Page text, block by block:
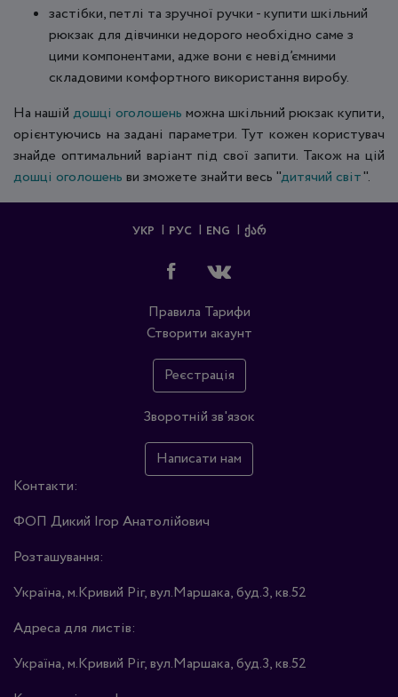
застібки, петлі та зручної ручки - купити шкільний
рюкзак для дівчинки недорого необхідно саме з
цими компонентами, адже вони є невід’ємними
складовими комфортного використання виробу.
На нашій дошці оголошень можна шкільний рюкзак купити,
орієнтуючись на задані параметри. Тут кожен користувач
знайде оптимальний варіант під свої запити. Також на цій
дошці оголошень ви зможете знайти весь "дитячий світ".
УКР РУС ENG ᲥᲐᲠ
Правила Тарифи
Створити акаунт
Реєстрація
Зворотній зв'язок
Написати нам
Контакти:
ФОП Дикий Ігор Анатолійович
Розташування:
Україна, м.Кривий Ріг, вул.Маршака, буд.3, кв.52
Адреса для листів:
Україна, м.Кривий Ріг, вул.Маршака, буд.3, кв.52